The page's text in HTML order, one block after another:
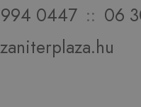
0447 :: 06